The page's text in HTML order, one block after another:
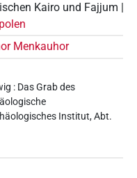
Kairo und Fajjum |
Menkauhor
: Das Grab des
Institut, Abt.